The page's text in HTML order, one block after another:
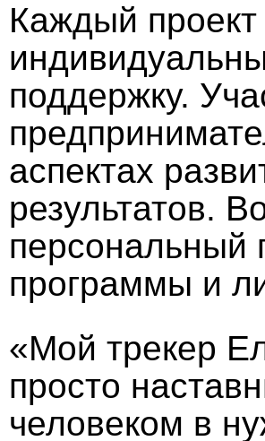
Каждый
поддержку.
аспектах
результатов.
персональный
программы и
«Мой трекер
просто
человеком в